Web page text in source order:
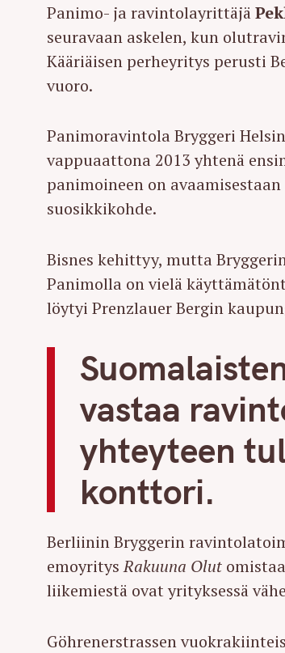
Panimo- ja ravintolayrittäjä
seuravaan askelen, kun
Kääriäisen perheyritys perusti
vuoro.
Panimoravintola Bryggeri
vappuaattona 2013 yhtenä
panimoineen on
suosikkikohde.
Bisnes kehittyy, mutta
Panimolla on vielä
löytyi Prenzlauer Bergin
vastaa
yhteyteen
konttori.
Berliinin Bryggerin
emoyritysRakuuna Olut
liikemiestä ovat yrityksessä
Göhrenerstrassen